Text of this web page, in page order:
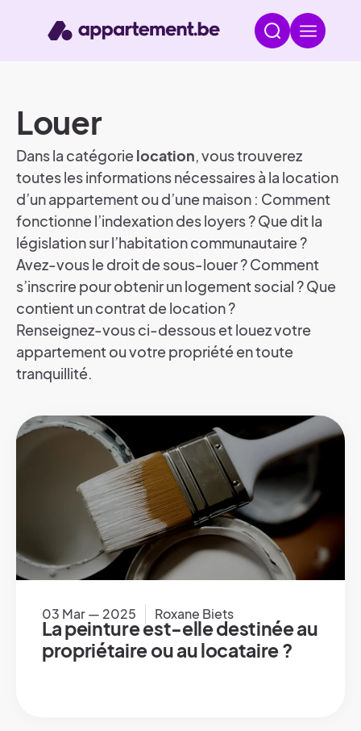
Louer
Dans la catégorielocation, vous trouverez
toutes les informations nécessaires à la location
d’un appartement ou d’une maison : Comment
fonctionne l’indexation des loyers ? Que dit la
législation sur l’habitation communautaire ?
Avez-vous le droit de sous-louer ? Comment
s’inscrire pour obtenir un logement social ? Que
contient un contrat de location ?
Renseignez-vous ci-dessous et louez votre
appartement ou votre propriété en toute
tranquillité.
03 Mar — 2025 Roxane Biets
La peinture est-elle destinée au
propriétaire ou au locataire ?